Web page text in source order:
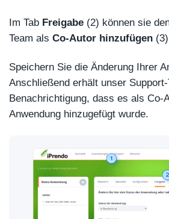
Im Tab Freigabe (2) können sie
Team als Co-Autor hinzufügen
Speichern Sie die Änderung Ihrer
Anschließend erhält unser
Benachrichtigung, dass es als Co-
Anwendung hinzugefügt wurde.